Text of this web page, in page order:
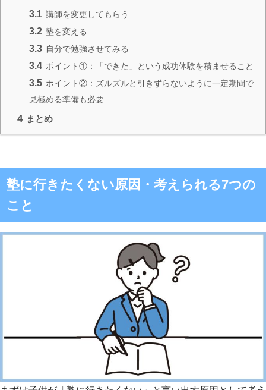
3.1 講師を変更してもらう
3.2 塾を変える
3.3 自分で勉強させてみる
3.4 ポイント①：「できた」という成功体験を積ませること
3.5 ポイント②：ズルズルと引きずらないように一定期間で
見極める準備も必要
4 まとめ
塾に行きたくない原因・考えられる7つの
こと